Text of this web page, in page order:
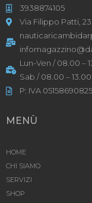
3938874105
Via Filippo Patti,
Lun-Ven / 08.00 –
Sab / 08.00 – 13.00
P: IVA 05158690825
MENÙ
HOME
CHI SIAMO
SERVIZI
SHOP